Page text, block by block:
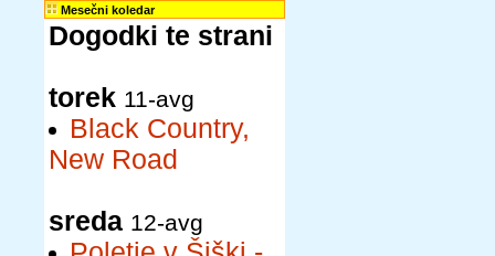
Mesečni koledar
Dogodki te strani
torek 11-avg
Black Country,
New Road
sreda 12-avg